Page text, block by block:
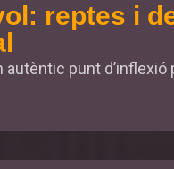
reptes i
punt